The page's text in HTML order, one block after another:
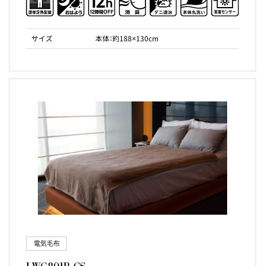
サイズ 本体：約188×130cm
電気毛布